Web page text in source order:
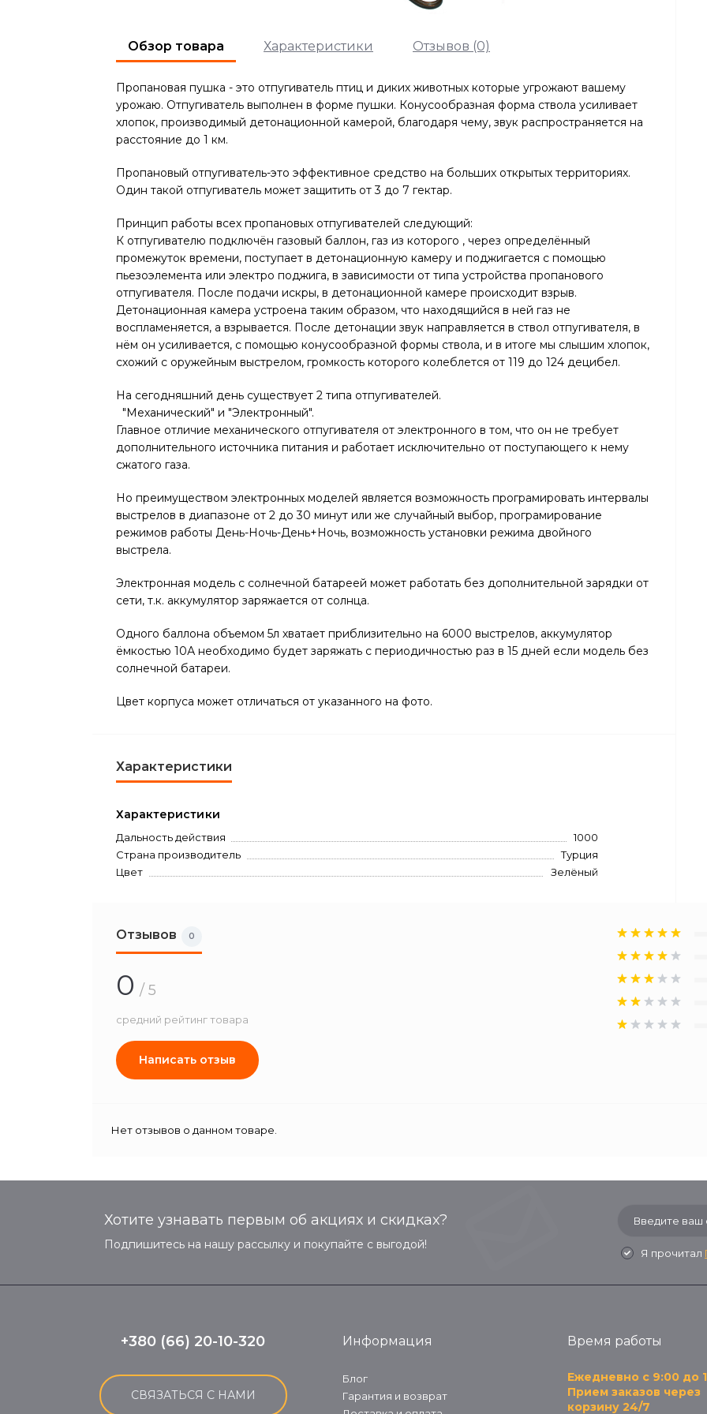
Обзор товара Характеристики Отзывов (0)
Пропановая пушка - это отпугиватель птиц и диких животных которые угрожают вашему
урожаю. Отпугиватель выполнен в форме пушки. Конусообразная форма ствола усиливает
хлопок, производимый детонационной камерой, благодаря чему, звук распространяется на
расстояние до 1 км.
Пропановый отпугиватель-это эффективное средство на больших открытых территориях.
Один такой отпугиватель может защитить от 3 до 7 гектар.
Принцип работы всех пропановых отпугивателей следующий:
К отпугивателю подключён газовый баллон, газ из которого , через определённый
промежуток времени, поступает в детонационную камеру и поджигается с помощью
пьезоэлемента или электро поджига, в зависимости от типа устройства пропанового
отпугивателя. После подачи искры, в детонационной камере происходит взрыв.
Детонационная камера устроена таким образом, что находящийся в ней газ не
воспламеняется, а взрывается. После детонации звук направляется в ствол отпугивателя, в
нём он усиливается, с помощью конусообразной формы ствола, и в итоге мы слышим хлопок,
схожий с оружейным выстрелом, громкость которого колеблется от 119 до 124 децибел.
На сегодняшний день существует 2 типа отпугивателей.
"Механический" и "Электронный".
Главное отличие механического отпугивателя от электронного в том, что он не требует
дополнительного источника питания и работает исключительно от поступающего к нему
сжатого газа.
Но преимуществом электронных моделей является возможность програмировать интервалы
выстрелов в диапазоне от 2 до 30 минут или же случайный выбор, програмирование
режимов работы День-Ночь-День+Ночь, возможность установки режима двойного
выстрела.
Электронная модель с солнечной батареей может работать без дополнительной зарядки от
сети, т.к. аккумулятор заряжается от солнца.
Одного баллона объемом 5л хватает приблизительно на 6000 выстрелов, аккумулятор
ёмкостью 10А необходимо будет заряжать с периодичностью раз в 15 дней если модель без
солнечной батареи.
Цвет корпуса может отличаться от указанного на фото.
Характеристики
Характеристики
Дальность действия
1000
Страна производитель
Турция
Цвет
Зелёный
Отзывов 0
0 / 5
средний рейтинг товара
Написать отзыв
Нет отзывов о данном товаре.
Хотите узнавать первым об акциях и скидках?
Подпишитесь на нашу рассылку и покупайте с выгодой!
Я прочитал
+380 (66) 20-10-320
СВЯЗАТЬСЯ С НАМИ
Информация
Блог
Гарантия и возврат
Время работы
Ежедневно с 9:00 до
Прием заказов через
корзину 24/7